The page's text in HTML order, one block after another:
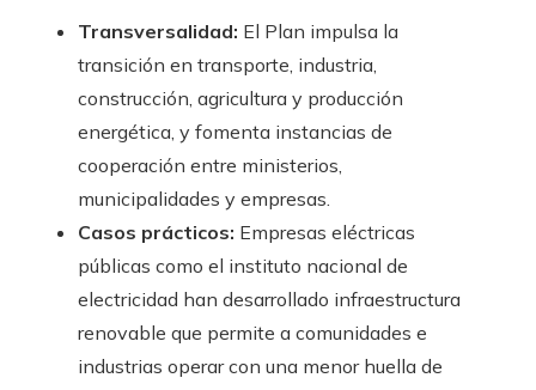
Transversalidad: El Plan impulsa la
transición en transporte, industria,
construcción, agricultura y producción
energética, y fomenta instancias de
cooperación entre ministerios,
municipalidades y empresas.
Casos prácticos: Empresas eléctricas
públicas como el instituto nacional de
electricidad han desarrollado infraestructura
renovable que permite a comunidades e
industrias operar con una menor huella de